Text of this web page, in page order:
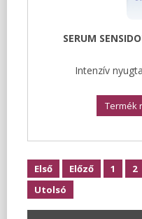
SERUM
Intenzív
Termék
Első Előző 1 2
Utolsó